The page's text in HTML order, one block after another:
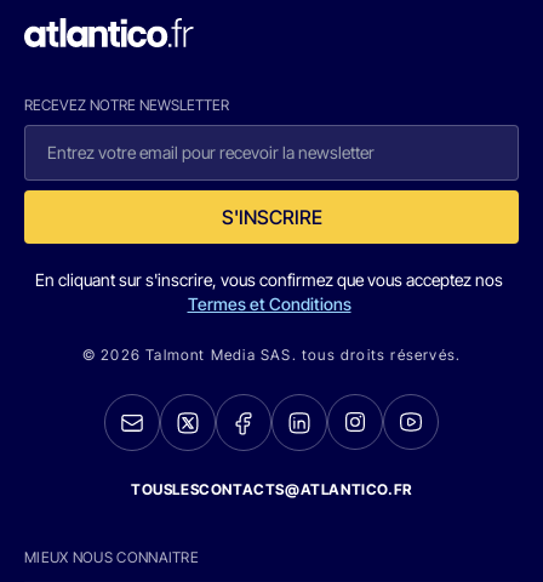
RECEVEZ NOTRE NEWSLETTER
S'INSCRIRE
En cliquant sur s'inscrire, vous confirmez que vous acceptez nos
Termes et Conditions
© 2026 Talmont Media SAS. tous droits réservés.
TOUSLESCONTACTS@ATLANTICO.FR
MIEUX NOUS CONNAITRE